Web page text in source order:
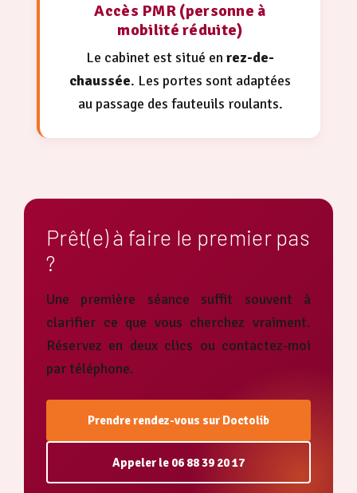
Accès PMR (personne à
mobilité réduite)
Le cabinet est situé enrez-de-
chaussée. Les portes sont adaptées
au passage des fauteuils roulants.
Prêt(e) à faire le premier pas
?
Une première séance suffit souvent à
clarifier ce que vous cherchez vraiment.
Réservez en deux clics ou contactez-moi
par téléphone.
Prendre rendez-vous sur Doctolib
Appeler le 06 88 39 20 17